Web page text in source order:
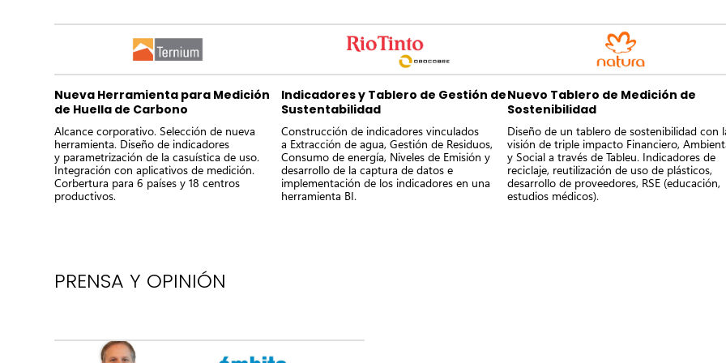
Nueva Herramienta para Medición
de Huella de Carbono
Alcance corporativo. Selección de nueva
herramienta. Diseño de indicadores
y parametrización de la casuística de uso.
Integración con aplicativos de medición.
Corbertura para 6 países y 18 centros
productivos.
Indicadores y Tablero de Gestión de
Sustentabilidad
Construcción de indicadores vinculados
a Extracción de agua,​ Gestión de Residuos,
Consumo de energía, Niveles de Emisión y
desarrollo de la captura de datos e
implementación de los indicadores en una
herramienta BI.
Nuevo Tablero de Medición de
Sostenibilidad
Diseño de un tablero de sostenibilidad con
visión de triple impacto Financiero,
y Social a través de Tableu. Indicadores de
reciclaje, reutilización de uso de plásticos,
desarrollo de proveedores, RSE (educación,
estudios médicos).​
PRENSA Y OPINIÓN